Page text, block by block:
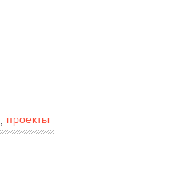
проекты